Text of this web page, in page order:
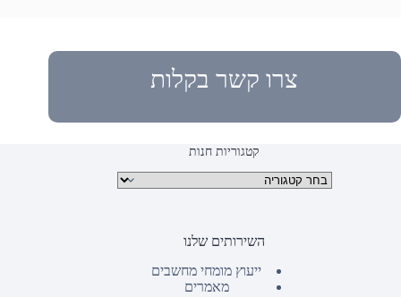
צרו קשר בקלות
קטגוריות חנות
קטגוריות מוצרים
השירותים שלנו
ייעוץ מומחי מחשבים
מאמרים